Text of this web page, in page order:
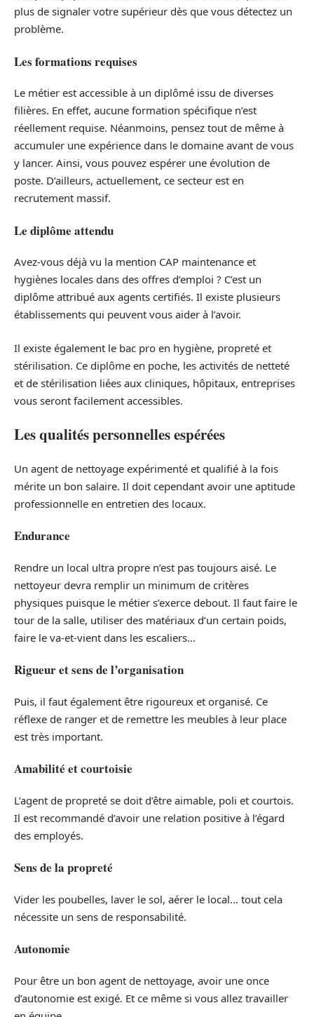
plus de signaler votre supérieur dès que vous détectez un
problème.
Les formations requises
Le métier est accessible à un diplômé issu de diverses
filières. En effet, aucune formation spécifique n’est
réellement requise. Néanmoins, pensez tout de même à
accumuler une expérience dans le domaine avant de vous
y lancer. Ainsi, vous pouvez espérer une évolution de
poste. D’ailleurs, actuellement, ce secteur est en
recrutement massif.
Le diplôme attendu
Avez-vous déjà vu la mention CAP maintenance et
hygiènes locales dans des offres d’emploi ? C’est un
diplôme attribué aux agents certifiés. Il existe plusieurs
établissements qui peuvent vous aider à l’avoir.
Il existe également le bac pro en hygiène, propreté et
stérilisation. Ce diplôme en poche, les activités de netteté
et de stérilisation liées aux cliniques, hôpitaux, entreprises
vous seront facilement accessibles.
Les qualités personnelles espérées
Un agent de nettoyage expérimenté et qualifié à la fois
mérite un bon salaire. Il doit cependant avoir une aptitude
professionnelle en entretien des locaux.
Endurance
Rendre un local ultra propre n’est pas toujours aisé. Le
nettoyeur devra remplir un minimum de critères
physiques puisque le métier s’exerce debout. Il faut faire le
tour de la salle, utiliser des matériaux d’un certain poids,
faire le va-et-vient dans les escaliers…
Rigueur et sens de l’organisation
Puis, il faut également être rigoureux et organisé. Ce
réflexe de ranger et de remettre les meubles à leur place
est très important.
Amabilité et courtoisie
L’agent de propreté se doit d’être aimable, poli et courtois.
Il est recommandé d’avoir une relation positive à l’égard
des employés.
Sens de la propreté
Vider les poubelles, laver le sol, aérer le local… tout cela
nécessite un sens de responsabilité.
Autonomie
Pour être un bon agent de nettoyage, avoir une once
d’autonomie est exigé. Et ce même si vous allez travailler